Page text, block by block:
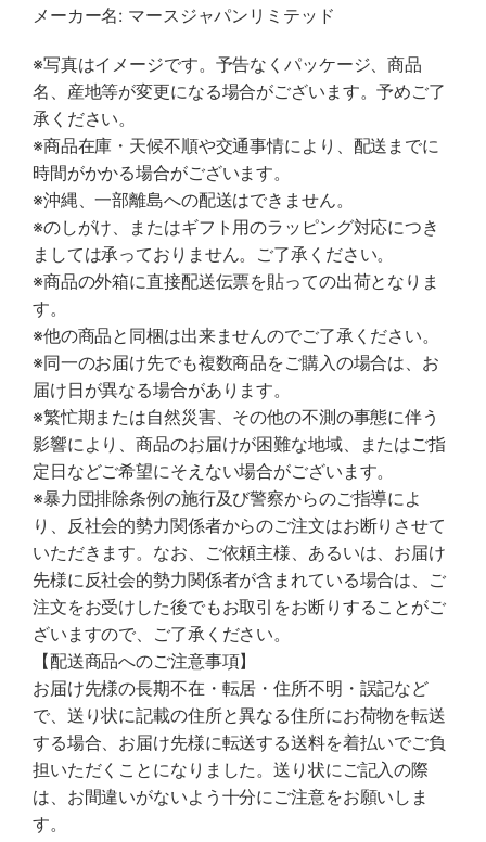
メーカー名: マースジャパンリミテッド
※写真はイメージです。予告なくパッケージ、商品
名、産地等が変更になる場合がございます。予めご了
承ください。
※商品在庫・天候不順や交通事情により、配送までに
時間がかかる場合がございます。
※沖縄、一部離島への配送はできません。
※のしがけ、またはギフト用のラッピング対応につき
ましては承っておりません。ご了承ください。
※商品の外箱に直接配送伝票を貼っての出荷となりま
す。
※他の商品と同梱は出来ませんのでご了承ください。
※同一のお届け先でも複数商品をご購入の場合は、お
届け日が異なる場合があります。
※繁忙期または自然災害、その他の不測の事態に伴う
影響により、商品のお届けが困難な地域、またはご指
定日などご希望にそえない場合がございます。
※暴力団排除条例の施行及び警察からのご指導によ
り、反社会的勢力関係者からのご注文はお断りさせて
いただきます。なお、ご依頼主様、あるいは、お届け
先様に反社会的勢力関係者が含まれている場合は、ご
注文をお受けした後でもお取引をお断りすることがご
ざいますので、ご了承ください。
【配送商品へのご注意事項】
お届け先様の長期不在・転居・住所不明・誤記など
で、送り状に記載の住所と異なる住所にお荷物を転送
する場合、お届け先様に転送する送料を着払いでご負
担いただくことになりました。送り状にご記入の際
は、お間違いがないよう十分にご注意をお願いしま
す。